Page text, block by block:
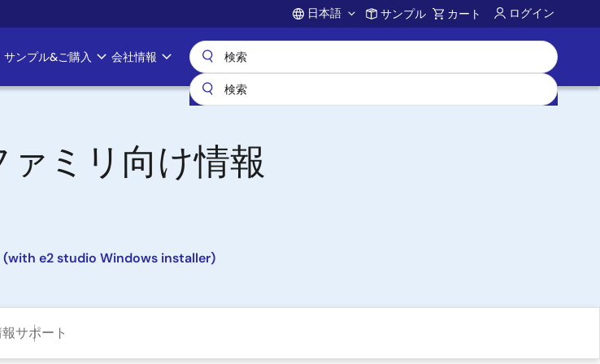
Account
日本語 サンプル カート ログイン
サンプル&ご購入 会社情報
ミリ向け情報
(with e2 studio Windows installer)
サポート